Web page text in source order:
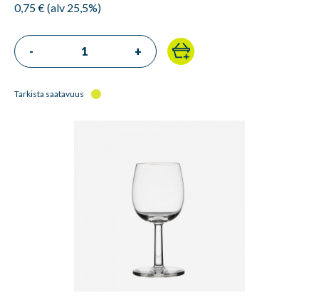
0,75 € (alv 25,5%)
- +
Tarkista saatavuus